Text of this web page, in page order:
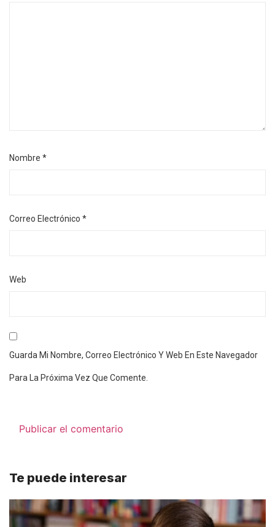
Nombre *
Correo Electrónico *
Web
Guarda Mi Nombre, Correo Electrónico Y Web En Este Navegador
Para La Próxima Vez Que Comente.
Te puede interesar